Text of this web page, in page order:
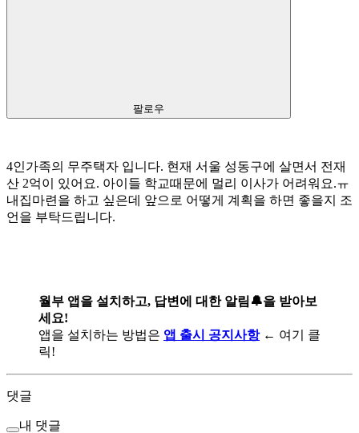
팔로우
4인가족의 무주택자 입니다. 현재 서울 성동구에 살면서 전재
산 2억이 있어요. 아이들 학교때문에 멀리 이사가 어려워요.ㅠ
내집마련을 하고 싶은데 앞으로 어떻게 계획을 하면 좋을지 조
언을 부탁드립니다.
월부 앱을 설치하고, 답변에 대한 알림🔔을 받아보
세요!
앱을 설치하는 방법은 앱 출시 공지사항← 여기 클
릭!
댓글
내 댓글